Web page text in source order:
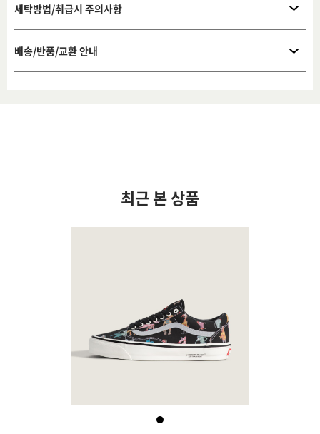
세탁방법/취급시 주의사항
배송/반품/교환 안내
최근 본 상품